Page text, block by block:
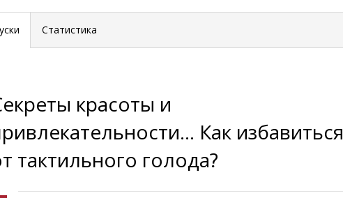
Статистика
красоты и
Как избавиться
тактильного голода?